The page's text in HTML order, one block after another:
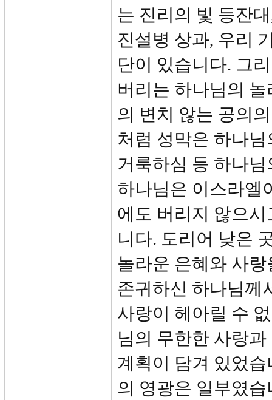
는 진리의 빛 등잔
진설병 상과, 우리
단이 있습니다. 그
버리는 하나님의
의 변치 않는 공의
처럼 성막은 하나
거룩하심 등 하나
하나님은 이스라엘
에도 버리지 않으
니다. 도리어 낮은
놀라운 은혜와 사
존귀하신 하나님께
사랑이 헤아릴 수
님의 무한한 사랑
계획이 담겨 있었
의 영광은 일부였